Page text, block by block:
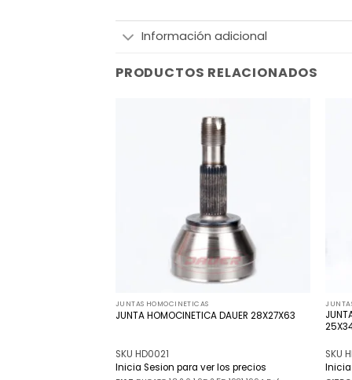
Información adicional
PRODUCTOS RELACIONADOS
JUNTAS HOMOCINETICAS
JUNTA HOMOCINETICA DAUER 28X27X63
SKU HD0021
Inicia Sesion para ver los precios
SKU
Inicia